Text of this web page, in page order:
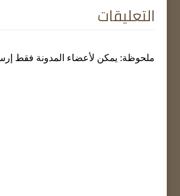
التعليقات
ملحوظة: يمكن لأعضاء المدونة فقط